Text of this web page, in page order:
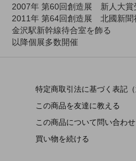
2007年 第60回創造展 新人大賞
2011年 第64回創造展 北國新聞
金沢駅新幹線待合室を飾る
以降個展多数開催
特定商取引法に基づく表記（
この商品を友達に教える
この商品について問い合わ
買い物を続ける